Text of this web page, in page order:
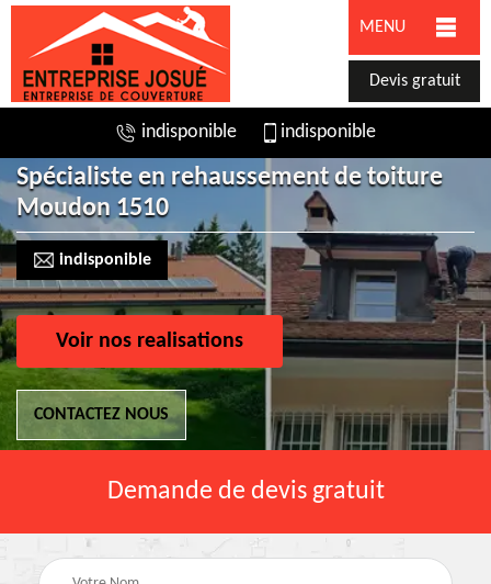
MENU
Devis gratuit
indisponible indisponible
Spécialiste en rehaussement de toiture
Moudon 1510
indisponible
Voir nos realisations
CONTACTEZ NOUS
Demande de devis gratuit